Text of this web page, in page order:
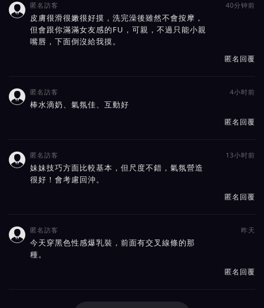
 匿名訪客 40分钟前
皮膚很滑很嫩很好摸，洗完澡後雖然不會按摩，
但會跟你滿滿女友感的FU，可親，不過只能小親
嘴唇，下面倒沒給我摸。
匿名回覆
 匿名訪客 4小时前
棒水滴奶、氣氛佳、互動好
匿名回覆
 匿名訪客 13小时前
妹妹技巧方面比較基本，但尺度不錯，氣氛營造
很好！會考慮回沖。
匿名回覆
 匿名訪客 昨天
今天穿黑色性感爆乳裝，前面有交叉線條的那
種。
匿名回覆